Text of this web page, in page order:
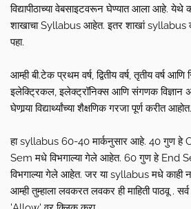
विद्यापीठाच्या वेबसाइटवरून घेण्यात आला आहे.
शाखाचा Syllabus आहेत. इतर शाखां syllabus
पहा.
आम्ही बी.टेक प्रथम वर्ष, द्वितीय वर्ष, तृतीय वर्ष
इलेक्ट्रिकल, इलेक्ट्रॉनिक्स आणि संगणक विज्ञान
घेणार्‍या विद्यार्थ्यांच्या शैक्षणिक गरजा पूर्ण करीत आहोत.
हा syllabus 60-40 मार्कनुसार आहे. 40 गुण हे
Sem मधे विभगाल्या गेले आहेत. 60 गुण हे End
विभगाल्या गेले आहेत. जर या syllabus मधे काही
आम्ही तुम्हाला लवकरत लवकर ही माहिती पाठवू . सर्व